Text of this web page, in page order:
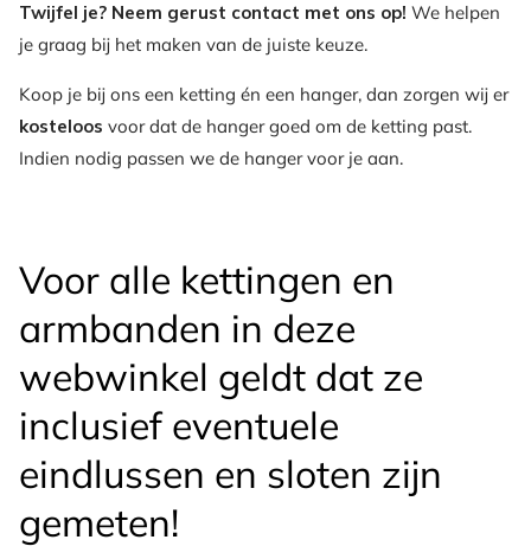
Twijfel je? Neem gerust contact met ons op! We helpen
je graag bij het maken van de juiste keuze.
Koop je bij ons een ketting én een hanger, dan zorgen wij er
kosteloos voor dat de hanger goed om de ketting past.
Indien nodig passen we de hanger voor je aan.
Voor alle kettingen en
armbanden in deze
webwinkel geldt dat ze
inclusief eventuele
eindlussen en sloten zijn
gemeten!